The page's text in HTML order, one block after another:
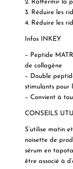
2. Raffermir la
3. Réduire les
4. Réduire les
Infos INKEY
– Peptide
de collagène
– Double
stimulants pour
– Convient à
CONSEILS
S’utilise matin
noisette de
sérum en
être associé à